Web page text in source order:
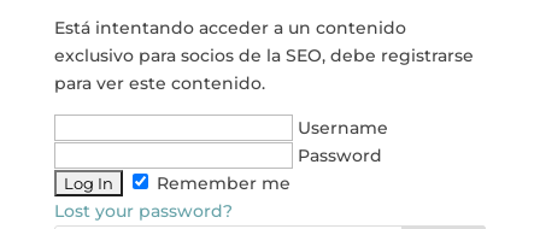
Está intentando acceder a un contenido
exclusivo para socios de la SEO, debe registrarse
para ver este contenido.
Username
Password
Remember me
Lost your password?
Facebook
YouTube